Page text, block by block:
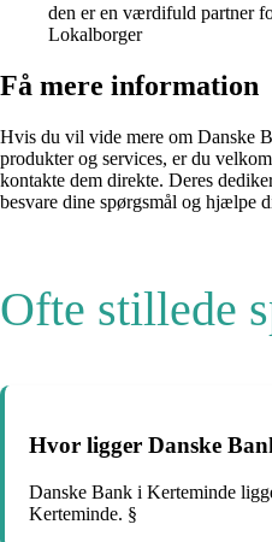
den er en værdifuld partner
Lokalborger
Få mere information
Hvis du vil vide mere om Danske
produkter og services, er du
kontakte dem direkte. Deres
besvare dine spørgsmål og hjælpe
Ofte stillede
Hvor ligger Danske
Danske Bank i Kerteminde
Kerteminde. §